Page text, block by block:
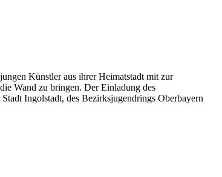
Künstler aus ihrer Heimatstadt mit zur
Wand zu bringen. Der Einladung des
Ingolstadt, des Bezirksjugendrings Oberbayern